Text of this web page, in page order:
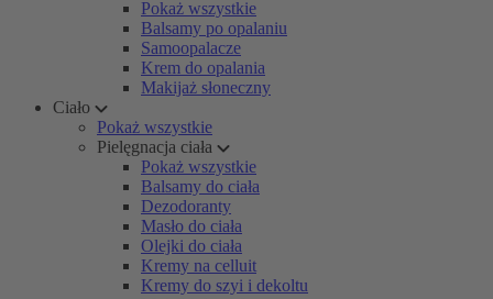
Pokaż wszystkie
Balsamy po opalaniu
Samoopalacze
Krem do opalania
Makijaż słoneczny
Ciało
Pokaż wszystkie
Pielęgnacja ciała
Pokaż wszystkie
Balsamy do ciała
Dezodoranty
Masło do ciała
Olejki do ciała
Kremy na celluit
Kremy do szyi i dekoltu